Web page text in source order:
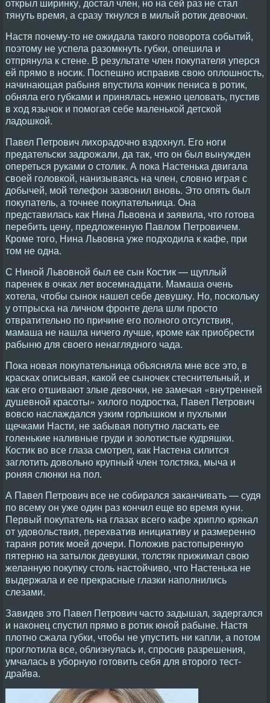
открыл ширинку, достал член, но на сей раз не стал
тянуть время, а сразу ткнулся в милый ротик девочки.
Настя почему-то не ожидала такого поворота событий,
поэтому не успела разомкнуть губки, опешила и
отпрянула к стене. В результате член покупателя уперся
ей прямо в носик. Поспешно исправив свою оплошность,
начинающая рабыня впустила кончик пениса в ротик,
обняла его губками и принялась нежно целовать, пустив
в ход язычок и помогая себе маленькой детской
ладошкой.
Павел Петрович лихорадочно вздохнул. Его ноги
предательски задрожали, да так, что он был вынужден
опереться руками о столик. А пока Настенька двигала
своей головкой, нанизываясь на член, словно играя с
добычей, мой телефон зазвонил вновь. Это опять был
покупатель, а точнее покупательница. Она
представилась как Нина Львовна и заявила, что готова
перебить цену, предложенную Павлом Петровичем.
Кроме того, Нина Львовна уже подходила к кафе, при
том не одна.
С Ниной Львовной был ее сын Костик — щуплый
паренек в очках лет восемнадцати. Мамаша очень
хотела, чтобы сынок нашел себе девушку. Но, поскольку
у отпрыска на личном фронте дела шли просто
отвратительно по причине его полного отсутствия,
мамаша не нашла ничего лучше, кроме как приобрести
рабыню для своего ненаглядного чада.
Пока новая покупательница объясняла мне все это, в
красках описывая, какой ее сыночек стеснительный, и
как его отшивают злые девочки, не замечая «внутренней
душевной красоты» хилого подростка, Павел Петрович
вовсю наслаждался узким горлышком и пухлыми
щечками Насти, не забывая попутно ласкать ее
голенькие наливные груди и золотистые кудряшки.
Костик во все глаза смотрел, как Настена силится
заглотить довольно крупный член толстяка, мыча и
роняя слюнки на пол.
А Павел Петрович все не собирался заканчивать — судя
по всему он уже один раз кончил еще во время куни.
Первый покупатель на глазах всего кафе хрипло крякал
от удовольствия, перехватив инициативу и размеренно
тараня ротик моей дочери. Положив растопыренную
пятерню на затылок девушки, толстяк прижимал свою
желанную покупку столь настойчиво, что Настенька не
выдержала и ее прекрасные глазки наполнились
слезами.
Завидев это Павел Петрович часто задышал, задергался
и наконец спустил прямо в ротик юной рабыне. Настя
плотно сжала губки, чтобы не упустить ни капли, а потом
проглотила все, облизнулась и, спросив разрешения,
умчалась в уборную готовить себя для второго тест-
драйва.